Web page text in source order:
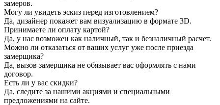
замеров.
Могу ли увидеть эскиз перед изготовлением?
Да, дизайнер покажет вам визуализацию в формате 3D.
Принимаете ли оплату картой?
Да, у нас возможен как наличный, так и безналичный расчет.
Можно ли отказаться от ваших услуг уже после приезда
замерщика?
Да, вызов замерщика не обязывает вас оформлять с нами
договор.
Есть ли у вас скидки?
Да, следите за нашими акциями и специальными
предложениями на сайте.